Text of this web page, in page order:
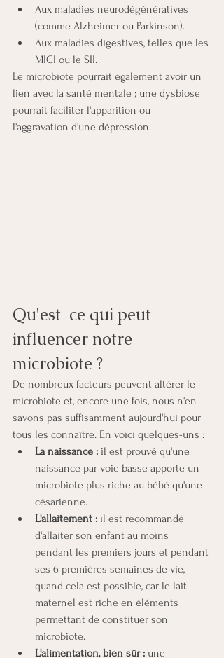
Aux maladies neurodégénératives
(comme Alzheimer ou Parkinson).
Aux maladies digestives, telles que les
MICI ou le SII.
Le microbiote pourrait également avoir un
lien avec la santé mentale ; une dysbiose
pourrait faciliter l'apparition ou
l'aggravation d'une dépression.
Qu'est-ce qui peut
influencer notre
microbiote ?
De nombreux facteurs peuvent altérer le
microbiote et, encore une fois, nous n'en
savons pas suffisamment aujourd'hui pour
tous les connaître. En voici quelques-uns :
La naissance : il est prouvé qu'une
naissance par voie basse apporte un
microbiote plus riche au bébé qu'une
césarienne.
L'allaitement : il est recommandé
d'allaiter son enfant au moins
pendant les premiers jours et pendant
ses 6 premières semaines de vie,
quand cela est possible, car le lait
maternel est riche en éléments
permettant de constituer son
microbiote.
L'alimentation, bien sûr : une